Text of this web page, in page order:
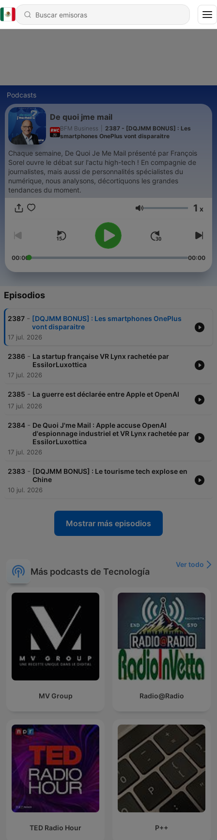
Podcasts
De quoi jme mail
BFM Business
2387 - [DQJMM BONUS] : Les
smartphones OnePlus vont disparaitre
Chaque semaine, De Quoi Je Me Mail présenté par François
Sorel ouvre le débat sur l'actu high-tech ! En compagnie de
journalistes, mais aussi de personnalités spécialistes du
numérique, nous analysons, décortiquons les grandes
tendances du moment.
Volumen 1 x
00:00 00:00
Episodios
2387 - [DQJMM BONUS] : Les smartphones OnePlus
vont disparaitre
17 jul. 2026
2386 - La startup française VR Lynx rachetée par
EssilorLuxottica
17 jul. 2026
2385 - La guerre est déclarée entre Apple et OpenAI
17 jul. 2026
2384 - De Quoi J'me Mail : Apple accuse OpenAI
d'espionnage industriel et VR Lynx rachetée par
EssilorLuxottica
17 jul. 2026
2383 - [DQJMM BONUS] : Le tourisme tech explose en
Chine
10 jul. 2026
Mostrar más episodios
Más podcasts de Tecnología
Ver todo
MV Group Radio@Radio
TED Radio Hour P++